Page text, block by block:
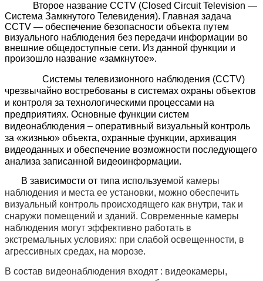
Второе название CCTV (Closed Circuit Television —
Система Замкнутого Телевидения). Главная задача
CCTV — обеспечение безопасности объекта путем
визуального наблюдения без передачи информации во
внешние общедоступные сети. Из данной функции и
произошло название «замкнутое».
Системы телевизионного наблюдения (CCTV)
чрезвычайно востребованы в системах охраны объектов
и контроля за технологическими процессами на
предприятиях. Основные функции систем
видеонаблюдения – оперативный визуальный контроль
за «жизнью» объекта, охранные функции, архивация
видеоданных и обеспечение возможности последующего
анализа записанной видеоинформации.
В зависимости от типа используемой камеры
наблюдения и места ее установки, можно обеспечить
визуальный контроль происходящего как внутри, так и
снаружи помещений и зданий. Современные камеры
наблюдения могут эффективно работать в
экстремальных условиях: при слабой освещенности, в
агрессивных средах, на морозе.
В состав видеонаблюдения входят : видеокамеры,